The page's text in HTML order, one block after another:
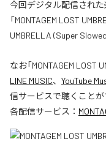
今回デジタル配信された
「MONTAGEM LOST
UMBRELLA (Super
なお「MONTAGEM LOST
LINE MUSIC、 YouTube
信サービスで聴くことが
各配信サービス：